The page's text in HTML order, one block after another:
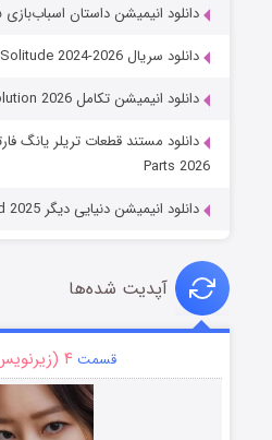
دانلود انیمیشن داستان اسباب‌بازی ۵ Toy Story 5 (2026)
دانلود سریال One Hundred Years of Solitude 2024-2026
دانلود انیمیشن تکامل Evolution 2026
Parts 2026
دانلود انیمیشن دنیایی دیگر Another World 2025
آپدیت شده‌ها
قسمت۴ (زیرنویس)